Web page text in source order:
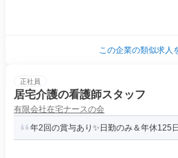
この企業の類似求人
正社員
居宅介護の看護師スタッフ
有限会社在宅ナースの会
年2回の賞与あり✨日勤のみ＆年休125